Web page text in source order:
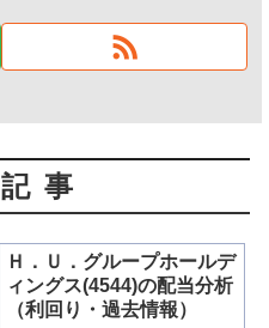
事
Ｈ．Ｕ．グループホールデ
ィングス(4544)の配当分析
（利回り・過去情報）